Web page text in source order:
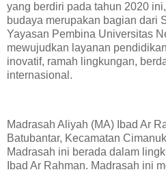
yang berdiri pada tahun 2020
budaya merupakan bagian dari
Yayasan Pembina Universitas
mewujudkan layanan
inovatif, ramah lingkungan,
internasional.
Madrasah Aliyah (MA) Ibad Ar
Batubantar, Kecamatan
Madrasah ini berada dalam
Ibad Ar Rahman. Madrasah ini